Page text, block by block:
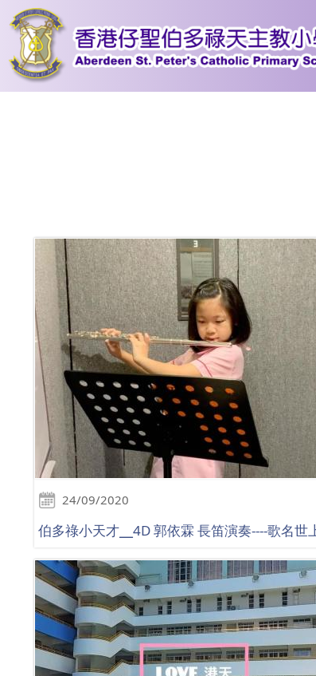
24/09/2020
伯多祿小天才╴4D 郭依霖 長笛演奏----歌名世